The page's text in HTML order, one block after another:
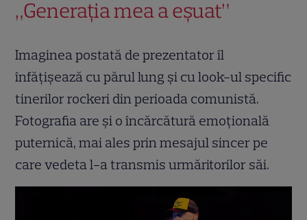
„Generația mea a eșuat”
Imaginea postată de prezentator îl
înfățișează cu părul lung și cu look-ul specific
tinerilor rockeri din perioada comunistă.
Fotografia are și o încărcătură emoțională
puternică, mai ales prin mesajul sincer pe
care vedeta l-a transmis urmăritorilor săi.